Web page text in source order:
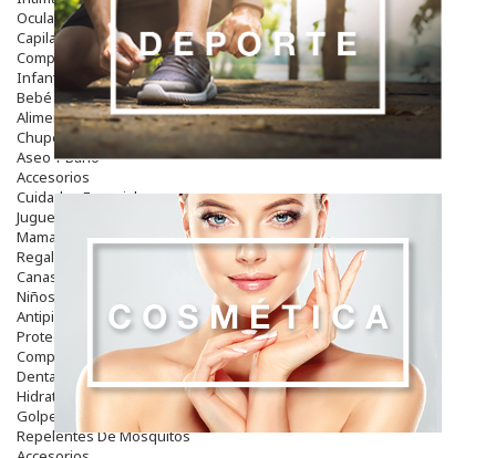
Ocular
Capilar
Complementos
Infantil
Bebé
Alimentación Y Complementos
Chupetes Y Mordedores
Aseo Y Baño
Accesorios
Cuidados Especiales
Juguetes
Mama
Regalos
Canastilla
Niños
Antipiojos
Protección Solar
Complementos Alimentarios
Dentales
Hidratantes
Golpes Y Hematomas
Repelentes De Mosquitos